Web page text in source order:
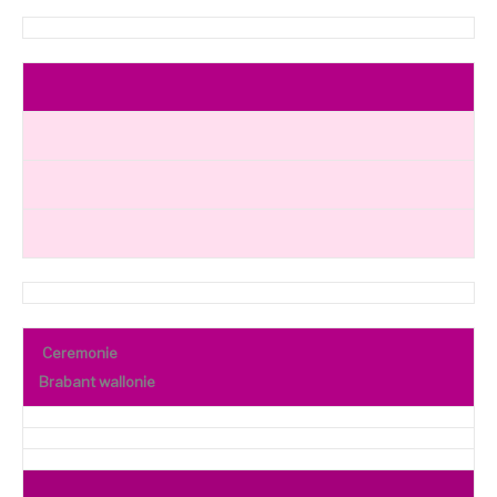
Ceremonie
Brabant wallonie